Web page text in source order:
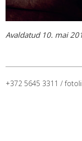
Avaldatud 10. mai
+372 5645 3311 /